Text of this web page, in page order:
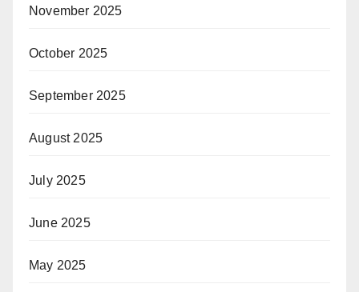
November 2025
October 2025
September 2025
August 2025
July 2025
June 2025
May 2025